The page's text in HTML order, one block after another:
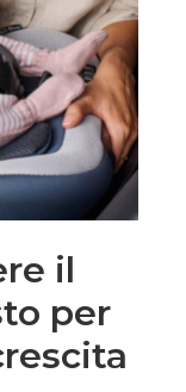
il
per